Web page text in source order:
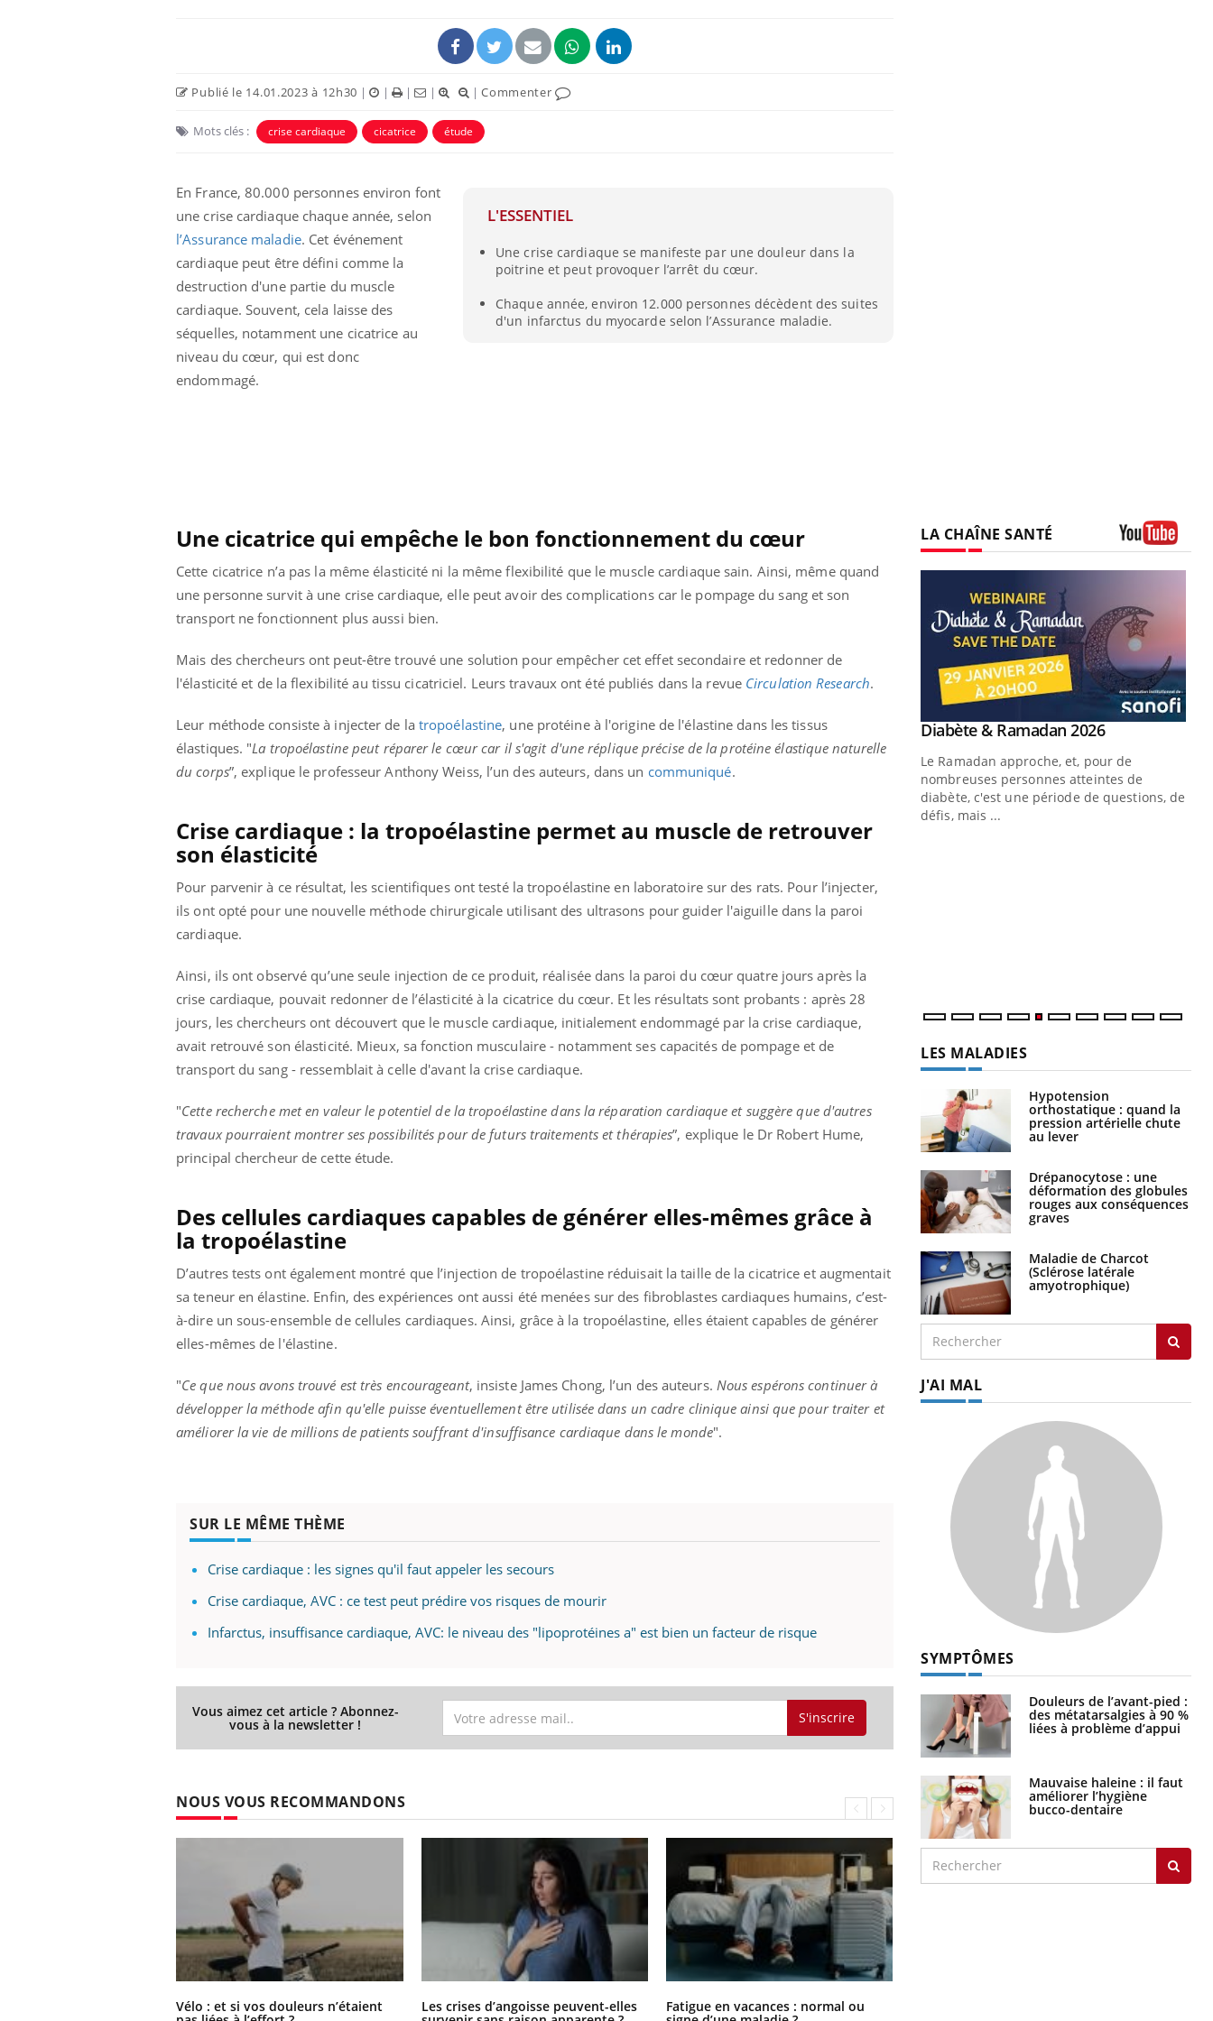
Publié le 14.01.2023 à 12h30 | | | | |Commenter
Mots clés : crise cardiaque cicatrice étude
L'ESSENTIEL
Une crise cardiaque se manifeste par une douleur dans la
poitrine et peut provoquer l’arrêt du cœur.
Chaque année, environ 12.000 personnes décèdent des suites
d'un infarctus du myocarde selon l’Assurance maladie.
En France, 80.000 personnes environ font
une crise cardiaque chaque année, selon
l’Assurance maladie. Cet événement
cardiaquepeut être défini comme la
destruction d'une partie du muscle
cardiaque. Souvent, cela laisse des
séquelles, notamment une cicatrice au
niveau du cœur, qui est donc
endommagé.
Une cicatrice qui empêche le bon fonctionnement du cœur
Cette cicatrice n’a pas la même élasticité ni la même flexibilité que le muscle cardiaque sain. Ainsi, même quand
une personne survit à une crise cardiaque, elle peut avoir des complications car le pompage du sang et son
transport ne fonctionnent plus aussi bien.
Mais des chercheurs ont peut-être trouvé une solution pour empêcher cet effet secondaire et redonner de
l'élasticité et de la flexibilité au tissu cicatriciel. Leurs travaux ont été publiés dans la revue Circulation Research.
Leur méthode consiste à injecter de la tropoélastine, une protéine à l'origine de l'élastine dans les tissus
élastiques. "La tropoélastine peut réparer le cœur car il s'agit d'une réplique précise de la protéine élastique naturelle
du corps”, explique le professeur Anthony Weiss, l’un des auteurs, dans un communiqué.
Crise cardiaque : la tropoélastine permet au muscle de retrouver
son élasticité
Pour parvenir à ce résultat, les scientifiques ont testé la tropoélastine en laboratoire sur des rats. Pour l’injecter,
ils ont opté pour une nouvelle méthode chirurgicale utilisant des ultrasons pour guider l'aiguille dans la paroi
cardiaque.
Ainsi, ils ont observé qu’une seule injection de ce produit, réalisée dans la paroi du cœur quatre jours après la
crise cardiaque, pouvait redonner de l’élasticité à la cicatrice du cœur. Et les résultats sont probants : après 28
jours, les chercheurs ont découvert que le muscle cardiaque, initialement endommagé par la crise cardiaque,
avait retrouvé son élasticité. Mieux, sa fonction musculaire - notamment ses capacités de pompage et de
transport du sang - ressemblait à celle d'avant la crise cardiaque.
"Cette recherche met en valeur le potentiel de la tropoélastine dans la réparation cardiaque et suggère que d'autres
travaux pourraient montrer ses possibilités pour de futurs traitements et thérapies”, explique le Dr Robert Hume,
principal chercheur de cette étude.
Des cellules cardiaques capables de générer elles-mêmes grâce à
la tropoélastine
D’autres tests ont également montré que l’injection de tropoélastine réduisait la taille de la cicatrice et augmentait
sa teneur en élastine. Enfin, des expériences ont aussi été menées sur des fibroblastes cardiaques humains, c’est-
à-dire un sous-ensemble de cellules cardiaques. Ainsi, grâce à la tropoélastine, elles étaient capables de générer
elles-mêmes de l'élastine.
"Ce que nous avons trouvé est très encourageant, insiste James Chong, l’un des auteurs. Nous espérons continuer à
développer la méthode afin qu'elle puisse éventuellement être utilisée dans un cadre clinique ainsi que pour traiter et
améliorer la vie de millions de patients souffrant d'insuffisance cardiaque dans le monde".
SUR LE MÊME THÈME
Crise cardiaque : les signes qu'il faut appeler les secours
Crise cardiaque, AVC : ce test peut prédire vos risques de mourir
Infarctus, insuffisance cardiaque, AVC: le niveau des "lipoprotéines a" est bien un facteur de risque
Vous aimez cet article ? Abonnez-
vous à la newsletter ! S'inscrire
NOUS VOUS RECOMMANDONS
Vélo : et si vos douleurs n’étaient Les crises d’angoisse peuvent-elles Fatigue en vacances : normal ou
LA CHAÎNE SANTÉ
Carence en fer : comprendre pour
Youtube
Fatigue, irritabilité, brouillard mental ou
Youtube
Insuline & Charge mentale : et si on
osait en parler??Youtube
En 2026, l'insuline dans le diabète de type 2
Youtube
Eczéma Chronique des Mains : se
préparer pour l’été !Youtube
L'été arrive… et avec lui, un tout nouveau
sont ...
Youtube
Diabète & Ramadan 2026Youtube
Le Ramadan approche, et, pour de
nombreuses personnes atteintes de
diabète, c'est une période de questions, de
défis, mais ...
LES MALADIES
Hypotension
orthostatique : quand la
pression artérielle chute
au lever
Drépanocytose : une
déformation des globules
rouges aux conséquences
graves
Maladie de Charcot
(Sclérose latérale
amyotrophique)
J'AI MAL
SYMPTÔMES
Douleurs de l’avant-pied :
des métatarsalgies à 90 %
liées à problème d’appui
Mauvaise haleine : il faut
améliorer l’hygiène
bucco-dentaire